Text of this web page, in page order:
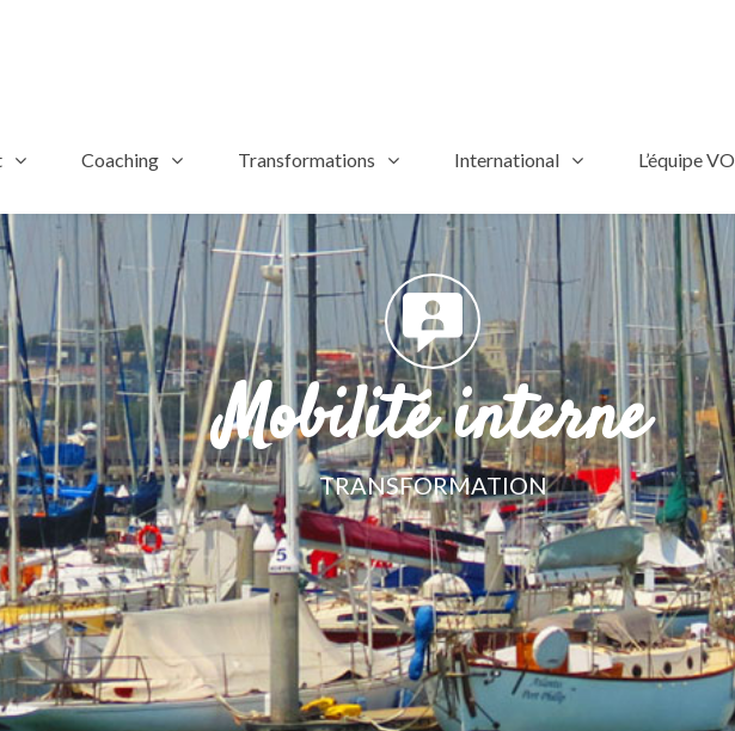
Coaching Transformations International L’équipe VO
Mobilité interne
TRANSFORMATION